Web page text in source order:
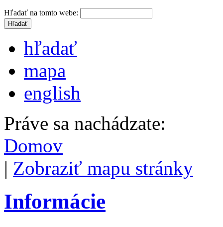
Hľadať na tomto webe:
hľadať
mapa
english
Práve sa nachádzate:
Domov
| Zobraziť mapu stránky
Informácie